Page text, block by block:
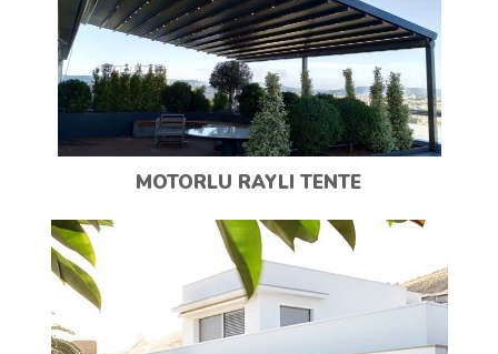
MOTORLU RAYLI TENTE